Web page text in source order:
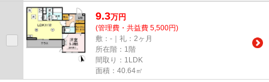
9.3万円
(管理費・共益費 5,500円)
敷：-｜礼：2ヶ月
所在階：1階
間取り：1LDK
面積：40.64㎡